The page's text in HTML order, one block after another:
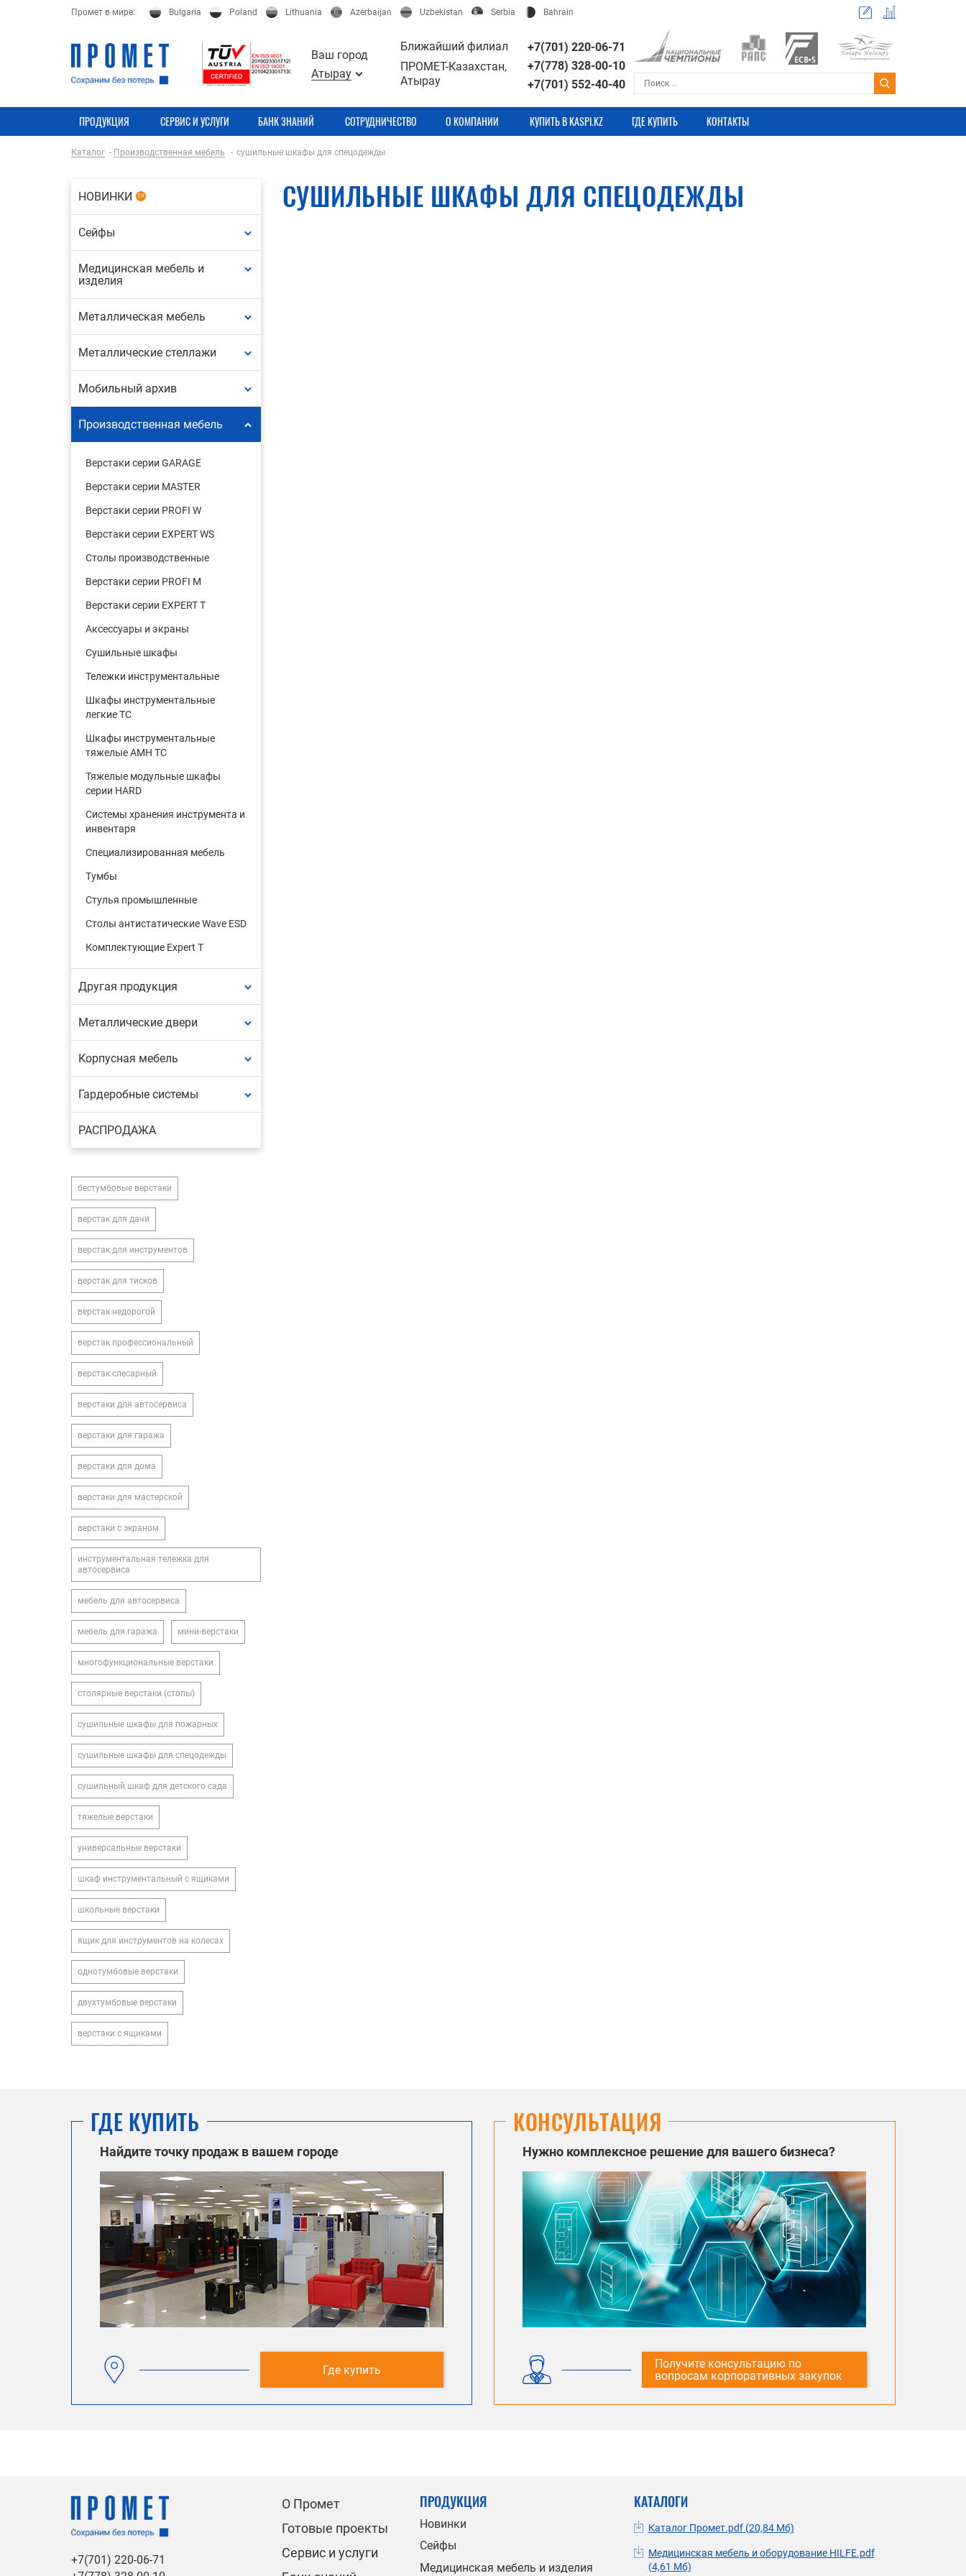
Промет в мире: Bulgaria Poland Lithuania Azerbaijan Uzbekistan Serbia Bahrain
Ваш город
Атырау
Ближайший филиал
ПРОМЕТ-Казахстан,
Атырау
+7(701) 220-06-71
+7(778) 328-00-10
+7(701) 552-40-40
ПРОДУКЦИЯ СЕРВИС И УСЛУГИ БАНК ЗНАНИЙ СОТРУДНИЧЕСТВО О КОМПАНИИ КУПИТЬ В KASPI.KZ ГДЕ КУПИТЬ КОНТАКТЫ
Каталог Производственная мебель сушильные шкафы для спецодежды
НОВИНКИ 59
Сейфы
Медицинская мебель и
изделия
Металлическая мебель
Металлические стеллажи
Мобильный архив
Производственная мебель
Верстаки серии GARAGE
Верстаки серии MASTER
Верстаки серии PROFI W
Верстаки серии EXPERT WS
Столы производственные
Верстаки серии PROFI M
Верстаки серии EXPERT T
Аксессуары и экраны
Cушильные шкафы
Тележки инструментальные
Шкафы инструментальные
легкие ТС
Шкафы инструментальные
тяжелые AMH TC
Тяжелые модульные шкафы
серии HARD
Системы хранения инструмента и
инвентаря
Cпециализированная мебель
Тумбы
Стулья промышленные
Столы антистатические Wave ESD
Комплектующие Expert T
Другая продукция
Металлические двери
Корпусная мебель
Гардеробные системы
РАСПРОДАЖА
бестумбовые верстаки
верстак для дачи
верстак для инструментов
верстак для тисков
верстак недорогой
верстак профессиональный
верстак слесарный
верстаки для автосервиса
верстаки для гаража
верстаки для дома
верстаки для мастерской
верстаки с экраном
инструментальная тележка для
автосервиса
мебель для автосервиса
мебель для гаража мини-верстаки
многофункциональные верстаки
столярные верстаки (столы)
сушильные шкафы для пожарных
сушильные шкафы для спецодежды
сушильный шкаф для детского сада
тяжелые верстаки
универсальные верстаки
шкаф инструментальный с ящиками
школьные верстаки
ящик для инструментов на колесах
однотумбовые верстаки
двухтумбовые верстаки
верстаки с ящиками
СУШИЛЬНЫЕ ШКАФЫ ДЛЯ СПЕЦОДЕЖДЫ
ГДЕ КУПИТЬ
Найдите точку продаж в вашем городе
Где купить
КОНСУЛЬТАЦИЯ
Нужно комплексное решение для вашего бизнеса?
Получите консультацию по
вопросам корпоративных закупок
+7(701) 220-06-71
О Промет
Готовые проекты
Сервис и услуги
ПРОДУКЦИЯ
Новинки
Сейфы
Медицинская мебель и изделия
КАТАЛОГИ
Каталог Промет.pdf (20,84 Мб)
Медицинская мебель и оборудование HILFE.pdf
(4,61 Мб)